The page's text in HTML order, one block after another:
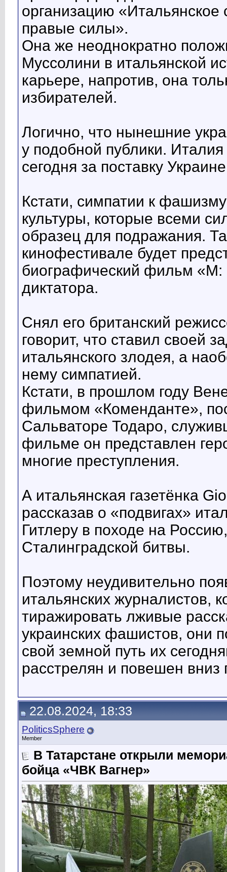
организацию
правые силы».
Она же неоднократно
Муссолини в итальянской
карьере, напротив, она
избирателей.
Логично, что нынешние
у подобной публики. Италия
сегодня за поставку
Кстати, симпатии к
культуры, которые всеми
образец для подражания.
кинофестивале будет
биографический фильм
диктатора.
Снял его британский
говорит, что ставил своей
итальянского злодея, а
нему симпатией.
Кстати, в прошлом году
фильмом «Коменданте»,
Сальваторе Тодаро,
фильме он представлен
многие преступления.
А итальянская газетёнка
рассказав о «подвигах»
Гитлеру в походе на
Сталинградской битвы.
Поэтому неудивительно
итальянских журналистов,
тиражировать лживые
украинских фашистов, они
свой земной путь их
расстрелян и повешен вниз
22.08.2024, 18:33
PoliticsSphere
Member
В Татарстане открыли
бойца «ЧВК Вагнер»